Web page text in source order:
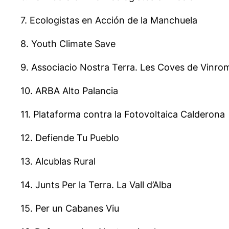
7. Ecologistas en Acción de la Manchuela
8. Youth Climate Save
9. Associacio Nostra Terra. Les Coves de
10. ARBA Alto Palancia
11. Plataforma contra la Fotovoltaica Calderona
12. Defiende Tu Pueblo
13. Alcublas Rural
14. Junts Per la Terra. La Vall d’Alba
15. Per un Cabanes Viu